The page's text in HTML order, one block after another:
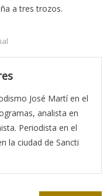
a tres trozos.
José Martí en el
analista en
Periodista en el
la ciudad de Sancti